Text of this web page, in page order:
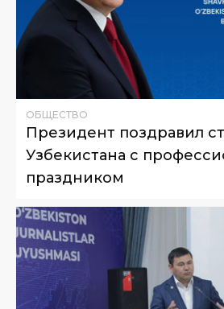
ОБЩЕСТВО
Президент поздравил
Узбекистана с
праздником